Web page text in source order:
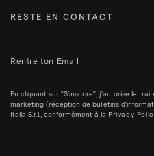
RESTE EN CONTACT
En cliquant sur "S'inscrire", j'autorise le
marketing (réception de bulletins
Italia S.r.l., conformément à la Privacy